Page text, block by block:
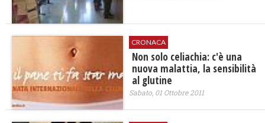
CRONACA
Non solo celiachia: c'è una
nuova malattia, la sensibilità
al glutine
Sabato, 01 Ottobre 2011